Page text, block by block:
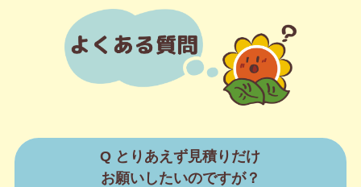
Q とりあえず見積りだけ
お願いしたいのですが？